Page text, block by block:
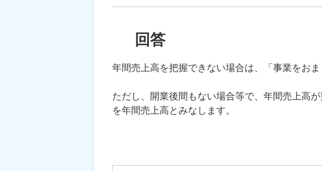
回答
年間売上高を把握できない場合は、「事業をお
ただし、開業後間もない場合等で、年間売上高
を年間売上高とみなします。